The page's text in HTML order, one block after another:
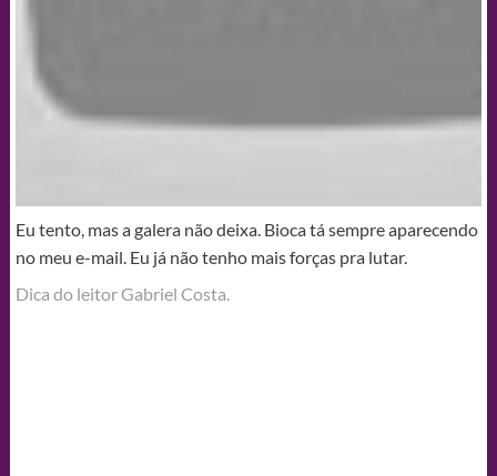
Eu tento, mas a galera não deixa. Bioca tá sempre aparecendo
no meu e-mail. Eu já não tenho mais forças pra lutar.
Dica do leitor Gabriel Costa.